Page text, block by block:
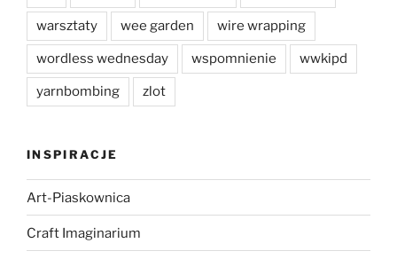
warsztaty wee garden wire wrapping
wordless wednesday wspomnienie wwkipd
yarnbombing zlot
INSPIRACJE
Art-Piaskownica
Craft Imaginarium